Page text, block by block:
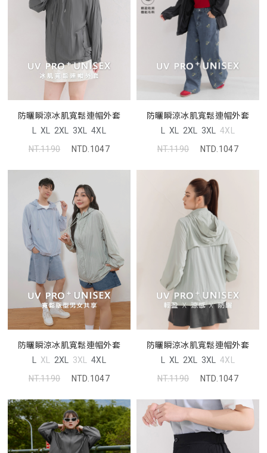
防曬瞬涼冰肌寬鬆連帽外套
L XL 2XL 3XL 4XL
NT.1190
NTD.1047
防曬瞬涼冰肌寬鬆連帽外套
L XL 2XL 3XL 4XL
NT.1190
NTD.1047
防曬瞬涼冰肌寬鬆連帽外套
L XL 2XL 3XL 4XL
NT.1190
NTD.1047
防曬瞬涼冰肌寬鬆連帽外套
L XL 2XL 3XL 4XL
NT.1190
NTD.1047